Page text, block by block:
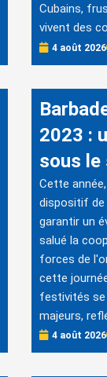
Cubains,
vivent des
4 août 2026
2023 :
sous le
Cette
dispositif
garantir un
salué la
forces de
cette
festivités se
majeurs,
4 août 2026